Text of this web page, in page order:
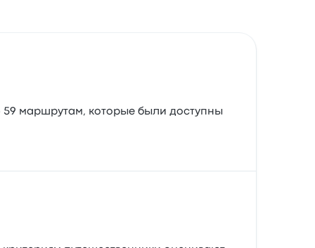
59 маршрутам, которые были доступны